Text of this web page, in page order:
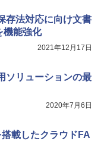
存法対応に向け文書
機能強化
2021年12月17日
ソリューションの最
2020年7月6日
載したクラウドFA